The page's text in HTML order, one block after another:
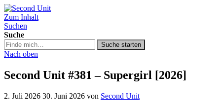
Second Unit
Zum Inhalt
Suchen
Suche
Suche
in
podcast.de/
Suche starten
Nach oben
Second Unit #381 – Supergirl [2026]
2. Juli 2026 30. Juni 2026 von Second Unit